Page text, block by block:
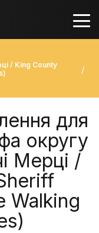
/ King County
для
округу
Мерці /
Walking